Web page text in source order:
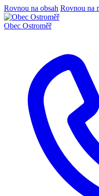
Rovnou na obsah Rovnou na
Obec Ostroměř